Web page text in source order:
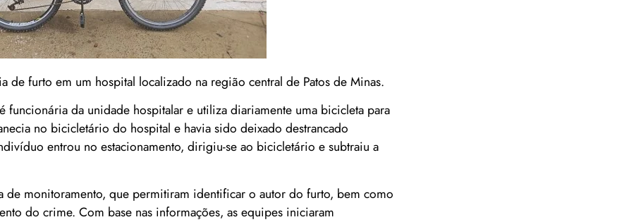
furto em um hospital localizado na região central de Patos de Minas.
da unidade hospitalar e utiliza diariamente uma bicicleta para
no bicicletário do hospital e havia sido deixado destrancado
entrou no estacionamento, dirigiu-se ao bicicletário e subtraiu a
de monitoramento, que permitiram identificar o autor do furto, bem como
do crime. Com base nas informações, as equipes iniciaram